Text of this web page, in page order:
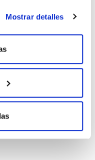
Mostrar detalles
harremanetan